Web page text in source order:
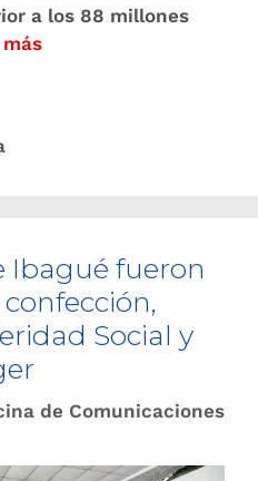
a los 88 millones
Ibagué fueron
Social y
de Comunicaciones